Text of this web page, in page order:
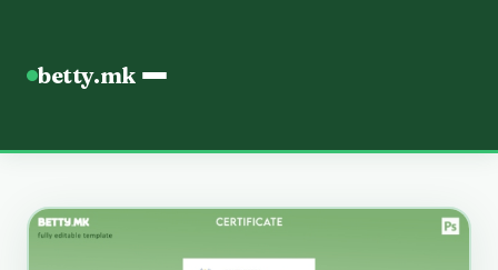
betty.mk